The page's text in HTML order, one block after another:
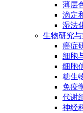
薄层
滴定
湿法
生物研究
癌症
细胞
细胞
糖生
免疫
代谢
神经